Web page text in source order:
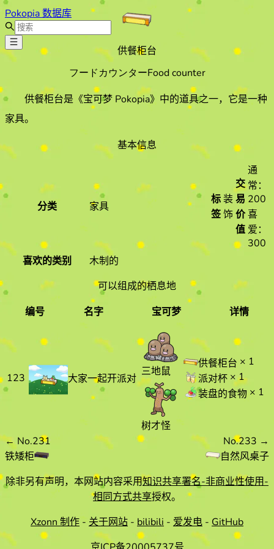
Pokopia 数据库
供餐柜台
フードカウンターFood counter
供餐柜台是《宝可梦 Pokopia》中的道具之一，它是一种
家具。
基本信息
分类 家具
标
签
装
饰
交
易
价
值
通
常：
200
喜
爱：
300
喜欢的类别
木制的
可以组成的栖息地
编号
名字 宝可梦
详情
宝可梦
123 大家一起开派对
三地鼠
树才怪
供餐柜台 × 1
派对杯 × 1
装盘的食物 × 1
← No.231
铁矮柜
No.233 →
自然风桌子
除非另有声明，本网站内容采用知识共享署名-非商业性使用-
相同方式共享授权。
Xzonn 制作 - 关于网站 - bilibili - 爱发电 - GitHub